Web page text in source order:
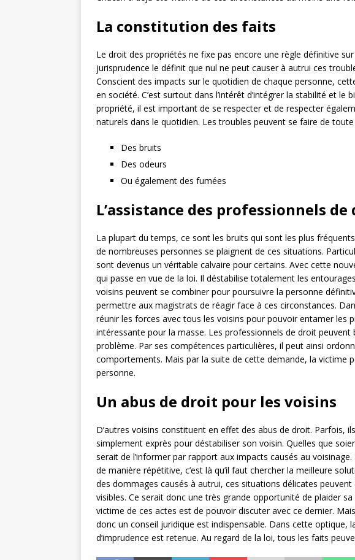
La constitution des faits
Le droit des propriétés ne fixe pas encore une règle définitive
jurisprudence le définit que nul ne peut causer à autrui ces
Conscient des impacts sur le quotidien de chaque personne,
en société. C’est surtout dans l’intérêt d’intégrer la stabilité et le
propriété, il est important de se respecter et de respecter
naturels dans le quotidien. Les troubles peuvent se faire de
Des bruits
Des odeurs
Ou également des fumées
L’assistance des professionnels
La plupart du temps, ce sont les bruits qui sont les plus
de nombreuses personnes se plaignent de ces situations.
sont devenus un véritable calvaire pour certains. Avec cette
qui passe en vue de la loi. Il déstabilise totalement les
voisins peuvent se combiner pour poursuivre la personne
permettre aux magistrats de réagir face à ces circonstances.
réunir les forces avec tous les voisins pour pouvoir entamer les
intéressante pour la masse. Les professionnels de droit
problème. Par ses compétences particulières, il peut ainsi
comportements. Mais par la suite de cette demande, la victime
personne.
Un abus de droit pour les voisins
D’autres voisins constituent en effet des abus de droit. Parfois,
simplement exprès pour déstabiliser son voisin. Quelles que
serait de l’informer par rapport aux impacts causés au
de manière répétitive, c’est là qu’il faut chercher la meilleure
des dommages causés à autrui, ces situations délicates
visibles. Ce serait donc une très grande opportunité de plaider
victime de ces actes est de pouvoir discuter avec ce dernier.
donc un conseil juridique est indispensable. Dans cette optique,
d’imprudence est retenue. Au regard de la loi, tous les faits